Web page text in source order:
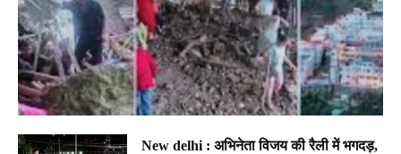
New delhi : अभिनेता विजय की रैली में भगदड़,